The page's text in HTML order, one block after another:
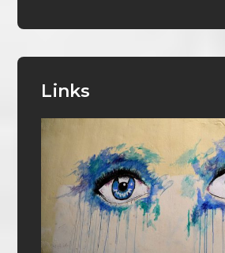
Links